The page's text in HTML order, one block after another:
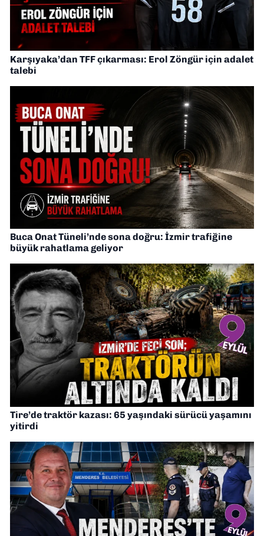
Karşıyaka’dan TFF çıkarması: Erol Zöngür için adalet
talebi
Buca Onat Tüneli’nde sona doğru: İzmir trafiğine
büyük rahatlama geliyor
Tire’de traktör kazası: 65 yaşındaki sürücü yaşamını
yitirdi